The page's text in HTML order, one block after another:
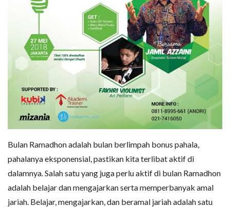
Bulan Ramadhon adalah bulan berlimpah bonus pahala,
pahalanya eksponensial, pastikan kita terlibat aktif di
dalamnya. Salah satu yang juga perlu aktif di bulan Ramadhon
adalah belajar dan mengajarkan serta memperbanyak amal
jariah. Belajar, mengajarkan, dan beramal jariah adalah satu